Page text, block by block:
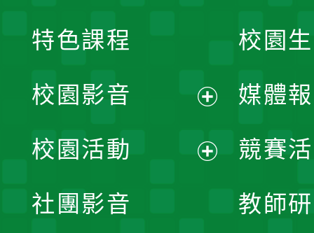
校園
媒體
競賽
教師
特色課程
校園影音
開
校園活動
社團影音